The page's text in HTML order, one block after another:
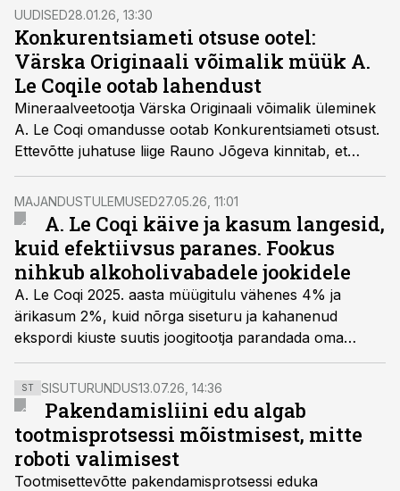
UUDISED28.01.26, 13:30
Konkurentsiameti otsuse ootel:
Värska Originaali võimalik müük A.
Le Coqile ootab lahendust
Mineraalveetootja Värska Originaali võimalik üleminek
A. Le Coqi omandusse ootab Konkurentsiameti otsust.
Ettevõtte juhatuse liige Rauno Jõgeva kinnitab, et
sõltumata tulemusest on Värska uueks hooajaks
valmis.
MAJANDUSTULEMUSED27.05.26, 11:01
A. Le Coqi käive ja kasum langesid,
kuid efektiivsus paranes. Fookus
nihkub alkoholivabadele jookidele
A. Le Coqi 2025. aasta müügitulu vähenes 4% ja
ärikasum 2%, kuid nõrga siseturu ja kahanenud
ekspordi kiuste suutis joogitootja parandada oma
ärikasumi marginaali.
ST SISUTURUNDUS13.07.26, 14:36
Pakendamisliini edu algab
tootmisprotsessi mõistmisest, mitte
roboti valimisest
Tootmisettevõtte pakendamisprotsessi eduka